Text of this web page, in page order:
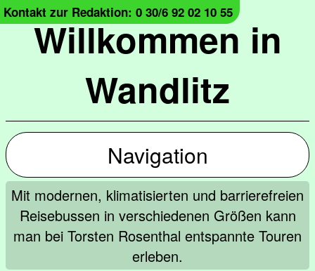
Willkommen in
Wandlitz
Kontakt zur Redaktion: 0 30/6 92 02 10 55
Navigation
Mit modernen, klimatisierten und barrierefreien
Reisebussen in verschiedenen Größen kann
man bei Torsten Rosenthal entspannte Touren
erleben.